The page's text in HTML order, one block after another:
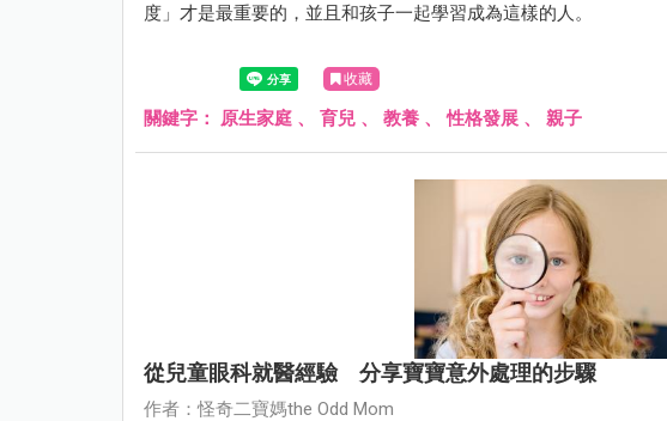
度」才是最重要的，並且和孩子一起學習成為這樣的人。
收藏
關鍵字： 原生家庭 、 育兒 、 教養 、性格發展 、 親子
從兒童眼科就醫經驗 分享寶寶意外處理的步驟
作者：怪奇二寶媽the Odd Mom